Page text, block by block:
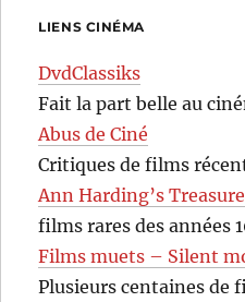
LIENS CINÉMA
DvdClassiks
Fait la part belle au
Abus de Ciné
Critiques de films
Ann Harding’s
films rares des années
Films muets – Silent
Plusieurs centaines de